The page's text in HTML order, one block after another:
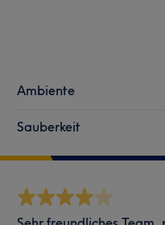
Ambiente
Sauberkeit